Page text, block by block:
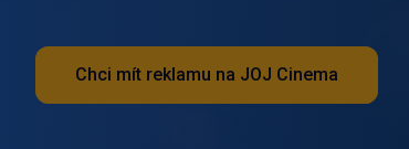
Chci mít reklamu na JOJ Cinema